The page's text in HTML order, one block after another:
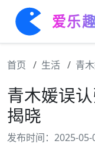
爱乐
首页 生活 青
青木媛误
揭晓
发布时间：2025-05-